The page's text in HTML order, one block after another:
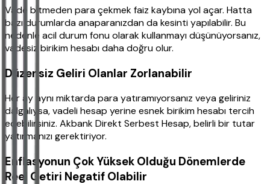
Vade bitmeden para çekmek faiz kaybına yol açar. Hatta
bazı durumlarda anaparanızdan da kesinti yapılabilir. Bu
nedenle acil durum fonu olarak kullanmayı düşünüyorsanız,
vadesiz birikim hesabı daha doğru olur.
Düzensiz Geliri Olanlar Zorlanabilir
Her ay aynı miktarda para yatıramıyorsanız veya geliriniz
dalgalıysa, vadeli hesap yerine esnek birikim hesabı tercih
edebilirsiniz. Akbank Direkt Serbest Hesap, belirli bir tutar
yatırmanızı gerektiriyor.
Enflasyonun Çok Yüksek Olduğu Dönemlerde
Reel Getiri Negatif Olabilir